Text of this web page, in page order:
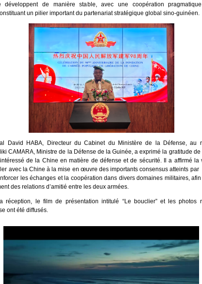
développent de manière stable, avec une coopération pragmatique
un pilier important du partenariat stratégique global sino-guinéen.
David HABA, Directeur du Cabinet du Ministère de la Défense, au
CAMARA, Ministre de la Défense de la Guinée, a exprimé la gratitude
de la Chine en matière de défense et de sécurité. Il a affirmé la
avec la Chine à la mise en œuvre des importants consensus atteints par
les échanges et la coopération dans divers domaines militaires,
des relations d’amitié entre les deux armées.
réception, le film de présentation intitulé “Le bouclier” et les photos
ont été diffusés.